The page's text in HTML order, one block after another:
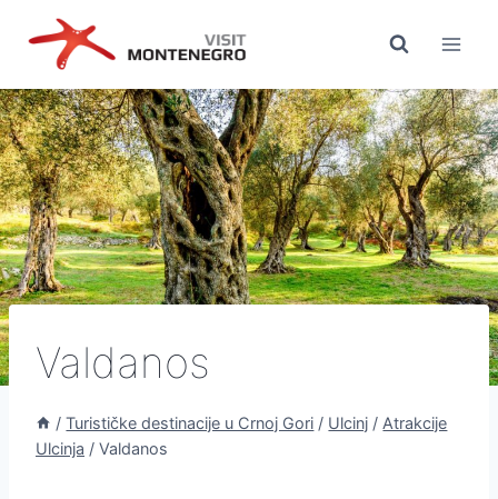
Preskoči
sadržaj
Valdanos
/ Turističke destinacije u Crnoj Gori / Ulcinj / Atrakcije
Ulcinja / Valdanos